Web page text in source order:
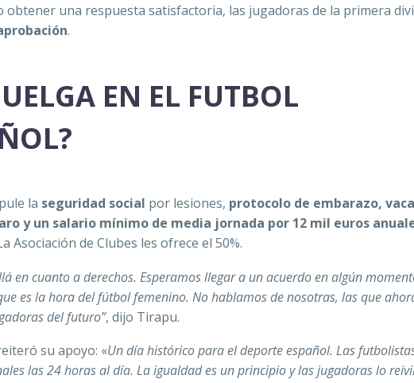
obtener una respuesta satisfactoria, las jugadoras de la primera
.
EN EL FUTBOL
la seguridad social por lesiones, protocolo de embarazo,
y un salario mínimo de media jornada por 12 mil euros
Asociación de Clubes les ofrece el 50%.
en cuanto a derechos. Esperamos llegar a un acuerdo en algún
es la hora del fútbol femenino. No hablamos de nosotras, las que
del futuro”, dijo Tirapu.
su apoyo: «Un día histórico para el deporte español. Las
las 24 horas al día. La igualdad es un principio y las jugadoras lo